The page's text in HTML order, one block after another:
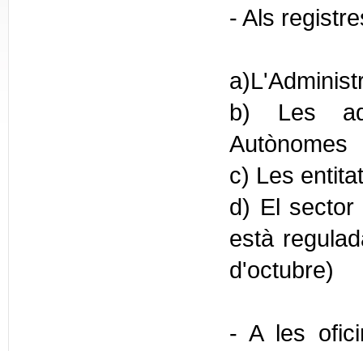
- Als
b) Les
Autònomes
c) Les
d) El sector
està
d'octubre)
- A les